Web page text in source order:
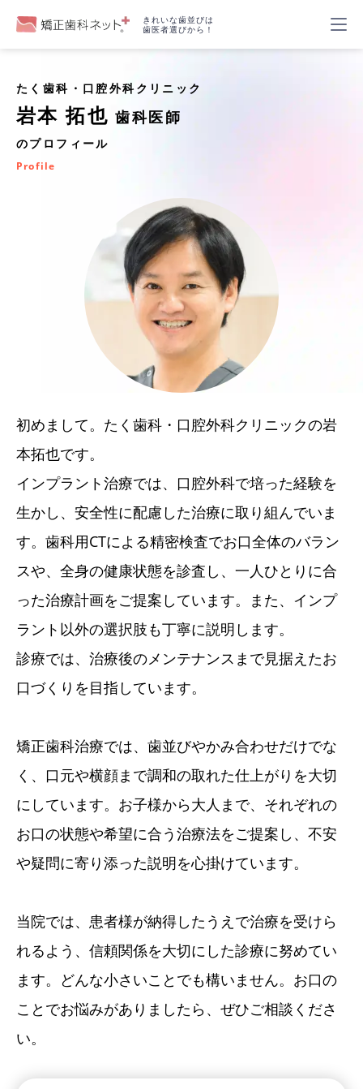
きれいな歯並びは
歯医者選びから！
たく歯科・口腔外科クリニック
岩本 拓也歯科医師
のプロフィール
Profile
初めまして。たく歯科・口腔外科クリニックの岩
本拓也です。
インプラント治療では、口腔外科で培った経験を
生かし、安全性に配慮した治療に取り組んでいま
す。歯科用CTによる精密検査でお口全体のバラン
スや、全身の健康状態を診査し、一人ひとりに合
った治療計画をご提案しています。また、インプ
ラント以外の選択肢も丁寧に説明します。
診療では、治療後のメンテナンスまで見据えたお
口づくりを目指しています。
矯正歯科治療では、歯並びやかみ合わせだけでな
く、口元や横顔まで調和の取れた仕上がりを大切
にしています。お子様から大人まで、それぞれの
お口の状態や希望に合う治療法をご提案し、不安
や疑問に寄り添った説明を心掛けています。
当院では、患者様が納得したうえで治療を受けら
れるよう、信頼関係を大切にした診療に努めてい
ます。どんな小さいことでも構いません。お口の
ことでお悩みがありましたら、ぜひご相談くださ
い。